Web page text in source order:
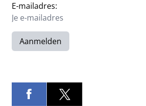
E-mailadres:
Aanmelden